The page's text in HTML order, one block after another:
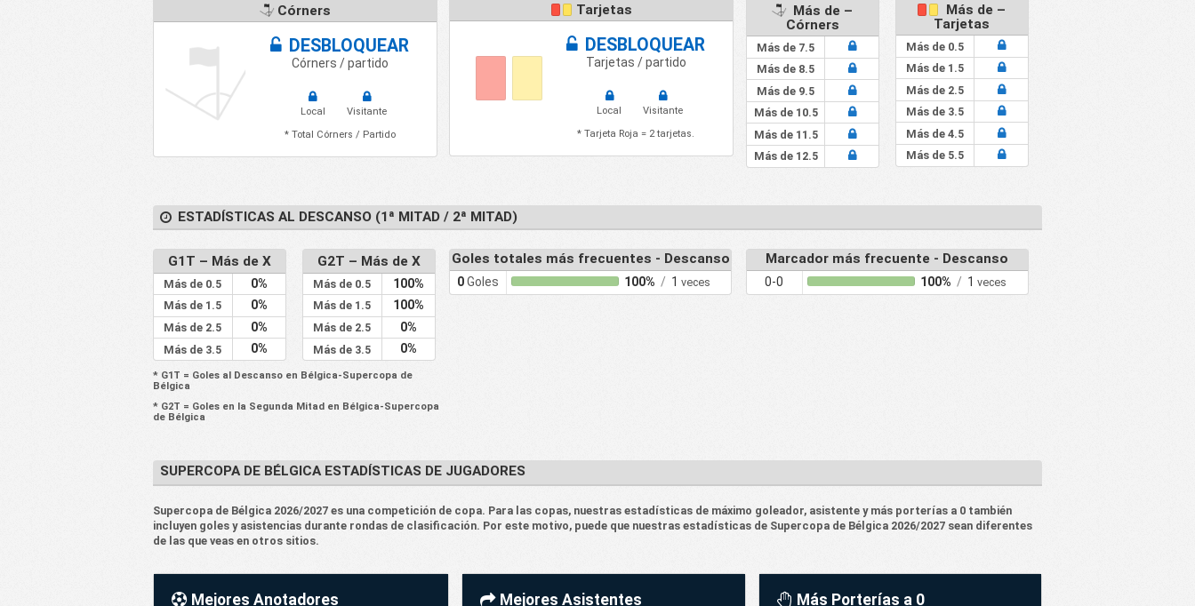
Córners
DESBLOQUEAR
Córners / partido
Local
Visitante
* Total Córners / Partido
Tarjetas
DESBLOQUEAR
Tarjetas / partido
Local
Visitante
* Tarjeta Roja = 2 tarjetas.
Más de –
Córners
Más de 7.5
Más de 8.5
Más de 9.5
Más de 10.5
Más de 11.5
Más de 12.5
Más de –
Tarjetas
Más de 0.5
Más de 1.5
Más de 2.5
Más de 3.5
Más de 4.5
Más de 5.5
ESTADÍSTICAS AL DESCANSO (1ª MITAD / 2ª MITAD)
G1T – Más de X
Más de 0.5 0%
Más de 1.5 0%
Más de 2.5 0%
Más de 3.5 0%
G2T – Más de X
Más de 0.5 100%
Más de 1.5 100%
Más de 2.5 0%
Más de 3.5 0%
* G1T = Goles al Descanso en Bélgica-Supercopa de
Bélgica
* G2T = Goles en la Segunda Mitad en Bélgica-Supercopa
de Bélgica
Goles totales más frecuentes - Descanso
0Goles 100% / 1 veces
Marcador más frecuente - Descanso
0-0 100% / 1 veces
SUPERCOPA DE BÉLGICA ESTADÍSTICAS DE JUGADORES
Supercopa de Bélgica 2026/2027 es una competición de copa. Para las copas, nuestras estadísticas de máximo goleador, asistente y más porterías a 0 también
incluyen goles y asistencias durante rondas de clasificación. Por este motivo, puede que nuestras estadísticas de Supercopa de Bélgica 2026/2027 sean diferentes
de las que veas en otros sitios.
Mejores Anotadores Mejores Asistentes Más Porterías a 0